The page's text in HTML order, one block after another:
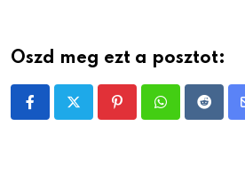
Oszd meg ezt a posztot:
PinterestWhatsappReddit